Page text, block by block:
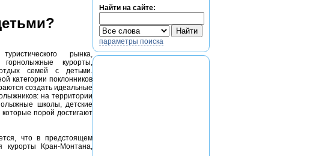
рынка,
курорты,
семей с детьми.
категории поклонников
создать идеальные
на территории
школы, детские
порой достигают
что в предстоящем
курорты Кран-Монтана,
Найти на сайте:
параметры поиска